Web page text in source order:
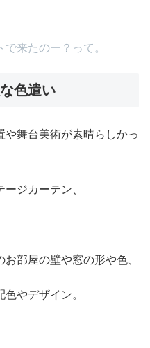
来たのー？って。
色遣い
や舞台美術が素晴らしかっ
ジカーテン、
部屋の壁や窓の形や色、
やデザイン。